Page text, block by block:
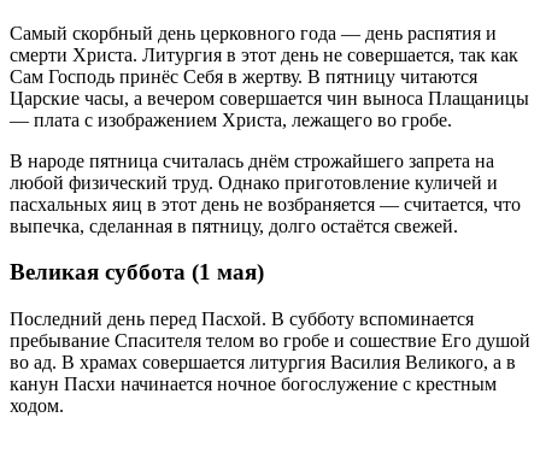
Самый скорбный день церковного года — день распятия и
смерти Христа. Литургия в этот день не совершается, так как
Сам Господь принёс Себя в жертву. В пятницу читаются
Царские часы, а вечером совершается чин выноса Плащаницы
— плата с изображением Христа, лежащего во гробе.
В народе пятница считалась днём строжайшего запрета на
любой физический труд. Однако приготовление куличей и
пасхальных яиц в этот день не возбраняется — считается, что
выпечка, сделанная в пятницу, долго остаётся свежей.
Великая суббота (1 мая)
Последний день перед Пасхой. В субботу вспоминается
пребывание Спасителя телом во гробе и сошествие Его душой
во ад. В храмах совершается литургия Василия Великого, а в
канун Пасхи начинается ночное богослужение с крестным
ходом.